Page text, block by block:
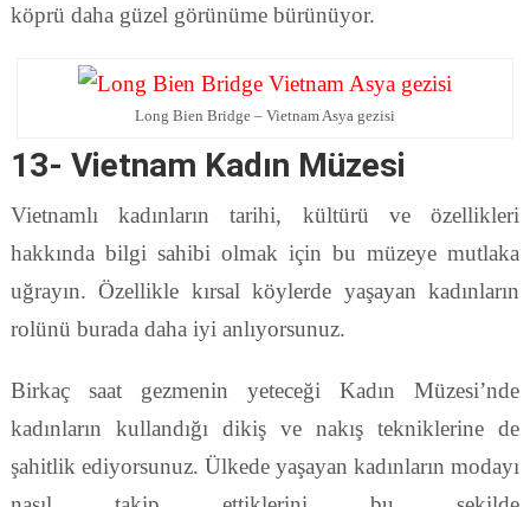
köprü daha güzel görünüme bürünüyor.
Long Bien Bridge – Vietnam Asya gezisi
13- Vietnam Kadın Müzesi
Vietnamlı kadınların tarihi, kültürü ve özellikleri
hakkında bilgi sahibi olmak için bu müzeye mutlaka
uğrayın. Özellikle kırsal köylerde yaşayan kadınların
rolünü burada daha iyi anlıyorsunuz.
Birkaç saat gezmenin yeteceği Kadın Müzesi’nde
kadınların kullandığı dikiş ve nakış tekniklerine de
şahitlik ediyorsunuz. Ülkede yaşayan kadınların modayı